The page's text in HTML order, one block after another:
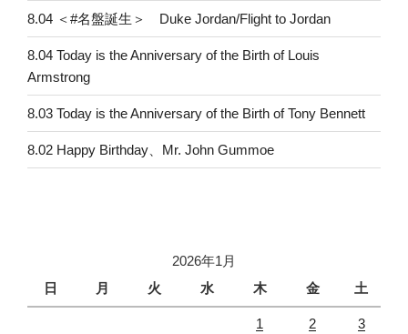
8.04 ＜#名盤誕生＞ Duke Jordan/Flight to Jordan
8.04 Today is the Anniversary of the Birth of Louis
Armstrong
8.03 Today is the Anniversary of the Birth of Tony Bennett
8.02 Happy Birthday、Mr. John Gummoe
2026年1月
日
月 火 水 木 金 土
1 2 3